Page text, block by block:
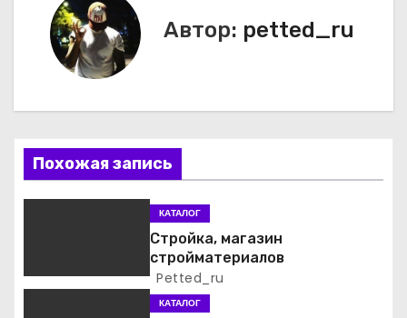
а
ц
и
п
Автор: petted_ru
Похожая запись
КАТАЛОГ
Стройка, магазин
стройматериалов
Petted_ru
КАТАЛОГ